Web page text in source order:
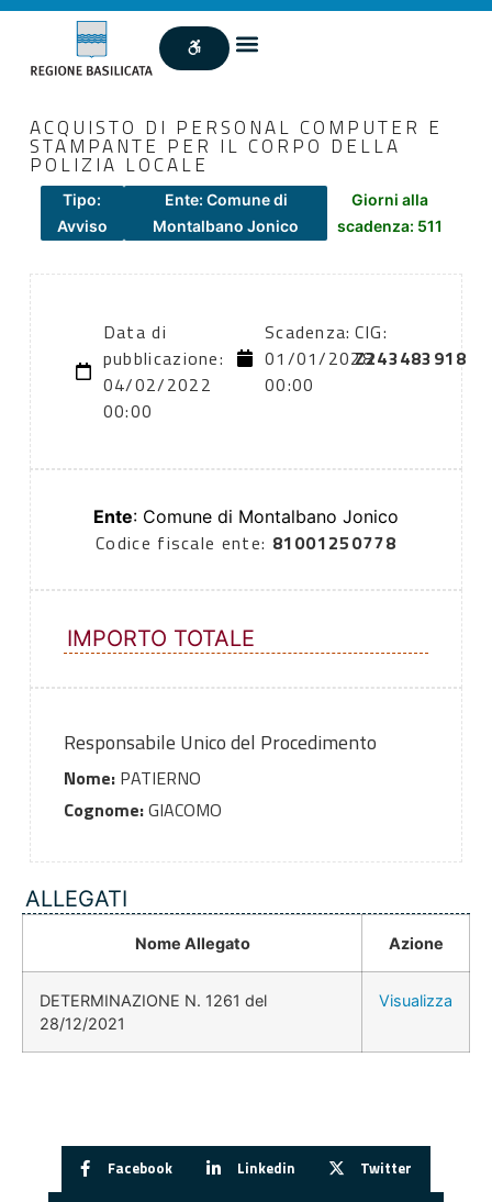
ACQUISTO DI PERSONAL COMPUTER E
STAMPANTE PER IL CORPO DELLA
POLIZIA LOCALE
Tipo:
Avviso
Ente: Comune di
Montalbano Jonico
Giorni alla
scadenza: 511
Data di
pubblicazione:
04/02/2022
00:00
Scadenza:
01/01/2028
00:00
CIG:
Z243483918
Ente: Comune di Montalbano Jonico
Codice fiscale ente: 81001250778
IMPORTO TOTALE
Responsabile Unico del Procedimento
Nome:PATIERNO
Cognome:GIACOMO
ALLEGATI
Nome Allegato Azione
DETERMINAZIONE N. 1261 del
28/12/2021
Visualizza
Facebook Linkedin Twitter